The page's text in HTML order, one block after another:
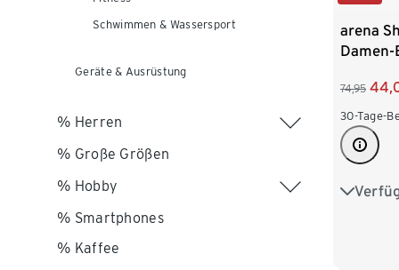
Schwimmen & Wassersport
Geräte & Ausrüstung
% Herren
% Große Größen
% Hobby
% Smartphones
% Kaffee
arena
74,95
30-Tage-
40